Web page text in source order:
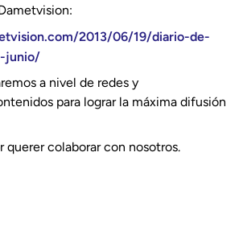
2013/06/19/diario-de-
junio/
a nivel de redes y
para lograr la máxima difusión
querer colaborar con nosotros.